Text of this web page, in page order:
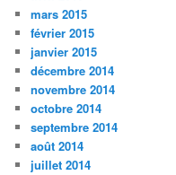
mars 2015
février 2015
janvier 2015
décembre 2014
novembre 2014
octobre 2014
septembre 2014
août 2014
juillet 2014